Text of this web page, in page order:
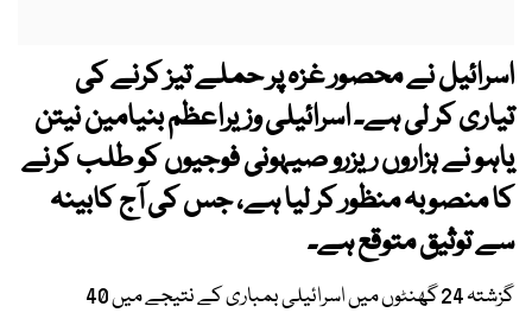
اسرائیل نے محصور غزہ پر حملے تیز کرنے کی
تیاری کر لی ہے۔ اسرائیلی وزیراعظم بنیامین نیتن
یاہو نے ہزاروں ریزرو صیہونی فوجیوں کو طلب کرنے
کا منصوبہ منظور کر لیا ہے، جس کی آج کابینہ
سے توثیق متوقع ہے۔
گزشتہ 24 گھنٹوں میں اسرائیلی بمباری کے نتیجے میں 40